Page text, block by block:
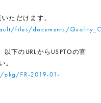
ただけます。
files/documents/
下のURLからUSPTOの官
。
FR-2019-01-